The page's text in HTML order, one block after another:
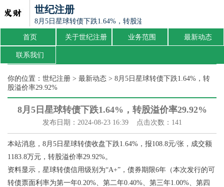
世纪注册
8月5日星球转债下跌1.64%，转股溢价率29.92%
首页 关于世纪注册 业务范围 最新动态
联系我们
你的位置： 世纪注册 > 最新动态 > 8月5日星球转债下跌1.64%，转
股溢价率29.92%
8月5日星球转债下跌1.64%，转股溢价率29.92%
发布日期：2024-08-23 16:39 点击次数：141
本站消息，8月5日星球转债收盘下跌1.64%，报108.8元/张，成交额
1183.8万元，转股溢价率29.92%。
资料显示，星球转债信用级别为“A+”，债券期限6年（本次发行的可
转债票面利率为第一年0.20%、第二年0.40%、第三年1.00%、第四